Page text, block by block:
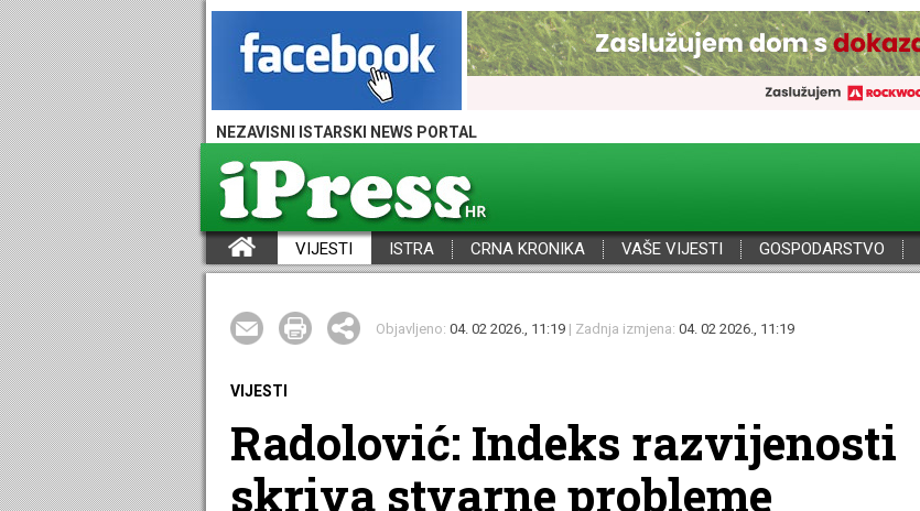
NEZAVISNI ISTARSKI NEWS PORTAL
VIJESTI ISTRA CRNA KRONIKA VAŠE VIJESTI GOSPODARSTVO
Objavljeno: 04. 02 2026., 11:19 | Zadnja izmjena: 04. 02 2026., 11:19
VIJESTI
Radolović: Indeks razvijenosti
skriva stvarne probleme